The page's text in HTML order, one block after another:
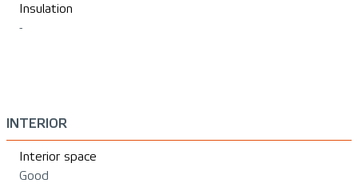
Insulation
-
INTERIOR
Interior space
Good